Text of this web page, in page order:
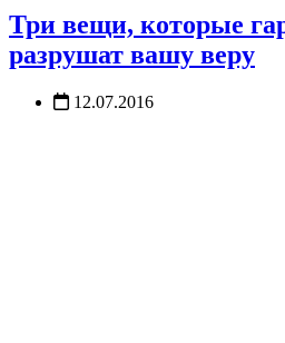
Три вещи, которые
разрушат вашу веру
12.07.2016